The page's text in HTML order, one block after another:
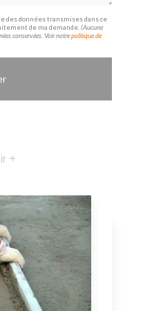
des données transmises dans ce
de ma demande.(Aucune
conservées. Voir notrepolitique de
+